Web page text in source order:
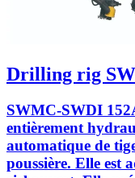
Drilling rig
SWMC-SWDI
entièrement
automatique de
poussière. Elle est